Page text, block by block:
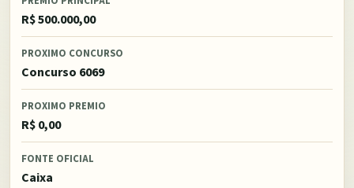
R$ 500.000,00
PROXIMO CONCURSO
Concurso 6069
PROXIMO PREMIO
R$ 0,00
FONTE OFICIAL
Caixa